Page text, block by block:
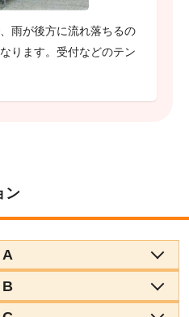
雨が後方に流れ落ちるの
ります。受付などのテン
ン
A
B